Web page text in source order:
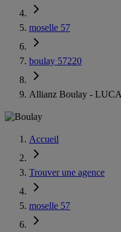
moselle 57
boulay 57220
Allianz Boulay -
Accueil
Trouver une agence
moselle 57